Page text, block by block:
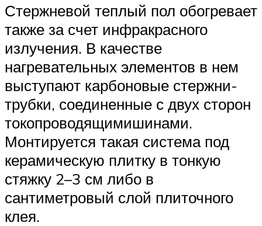
Стержневой теплый пол обогревает
также за счет инфракрасного
излучения. В качестве
нагревательных элементов в нем
выступают карбоновые стержни-
трубки, соединенные с двух сторон
токопроводящимишинами.
Монтируется такая система под
керамическую плитку в тонкую
стяжку 2–3 см либо в
сантиметровый слой плиточного
клея.